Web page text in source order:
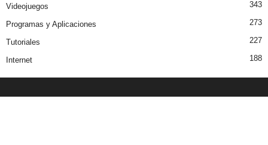
Videojuegos 343
Programas y Aplicaciones 273
Tutoriales 227
Internet 188